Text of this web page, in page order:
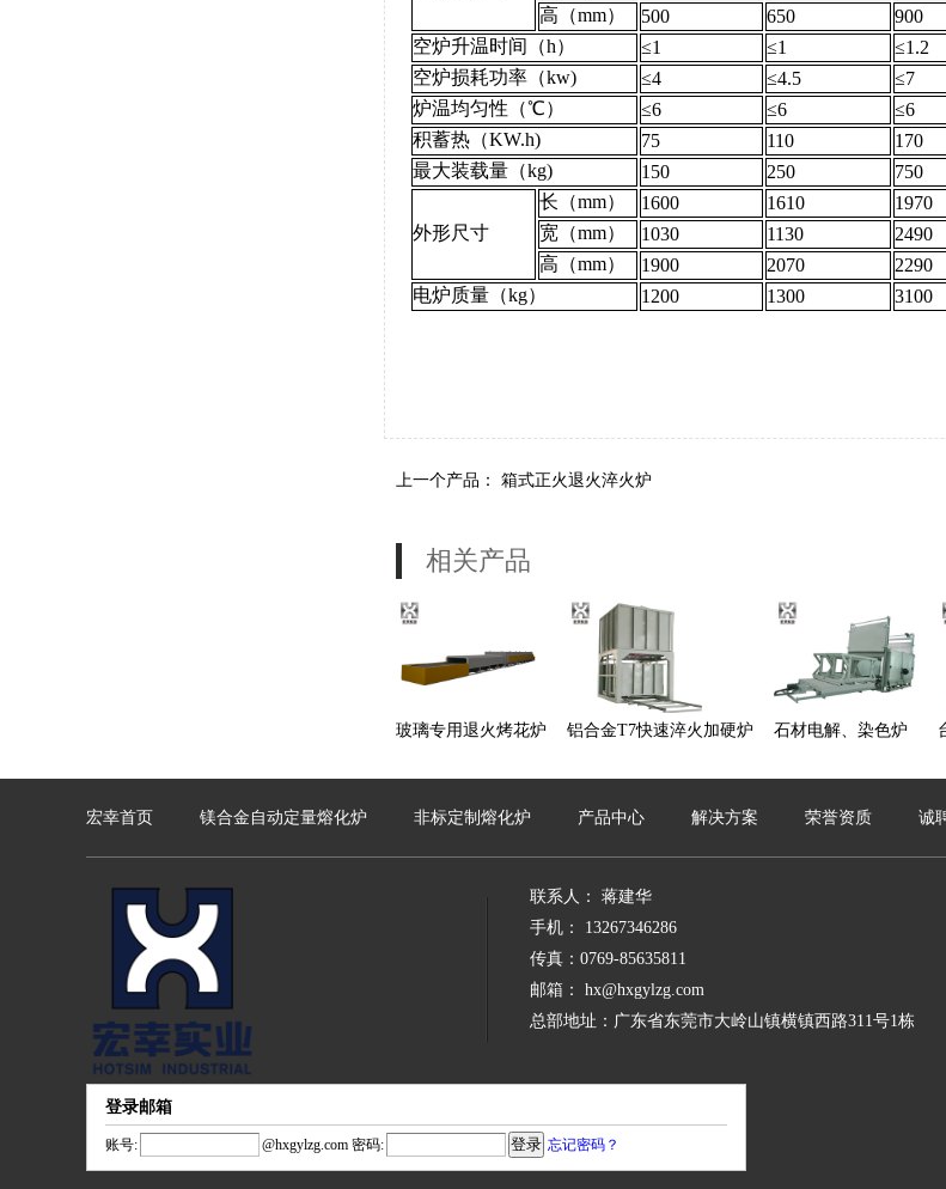
高（mm） 500 650 900
空炉升温时间（h）
≤1 ≤1 ≤1.2
空炉损耗功率（kw)
≤4 ≤4.5 ≤7
炉温均匀性（℃）
≤6 ≤6 ≤6
积蓄热（KW.h)
75 110 170
最大装载量（kg)
150 250 750
外形尺寸
长（mm） 1600 1610 1970
宽（mm）
1030 1130 2490
高（mm）
1900 2070 2290
电炉质量（kg）
1200 1300 3100
上一个产品： 箱式正火退火淬火炉
相关产品
玻璃专用退火烤花炉 铝合金T7快速淬火加硬炉 石材电解、染色炉
宏幸首页 镁合金自动定量熔化炉 非标定制熔化炉 产品中心 解决方案 荣誉资质 诚
联系人： 蒋建华
手机： 13267346286
传真：0769-85635811
邮箱： hx@hxgylzg.com
总部地址：广东省东莞市大岭山镇横镇西路311号1栋
登录邮箱
账号: @hxgylzg.com 密码: 忘记密码？